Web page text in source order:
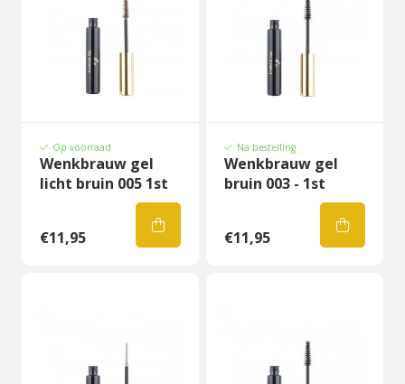
Op voorraad
Wenkbrauw gel
licht bruin 005 1st
€11,95
Na bestelling
Wenkbrauw gel
bruin 003 - 1st
€11,95